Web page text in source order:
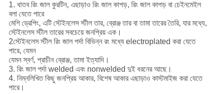
1. ধাতব রিং জাল কুরটিন, এছাড়াও রিং জাল কাপড়, রিং জাল কাপড় বা চেইনমেইল
বলা যেতে পারে
মেশি ড্রেপিং, এটি স্টেইনলেস স্টীল তার, ব্রোঞ্জ তার বা তামা তারের তৈরি, যার মধ্যে,
স্টেইনলেস স্টীল তারের সবচেয়ে জনপ্রিয় এক।
2স্টেইনলেস স্টীল রিং জাল পর্দা বিভিন্ন রং মধ্যে electroplated করা যেতে
পারে, যেমন
যেমন স্বর্ণ, প্রাচীন ব্রোঞ্জ, তামা ইত্যাদি।
3. রিং জাল পর্দা welded এবং nonwelded দুই ধরনের আছে।
4. নিম্নলিখিত কিছু জনপ্রিয় আকার, বিশেষ আকার এছাড়াও কাস্টমাইজ করা যেতে
পারে।